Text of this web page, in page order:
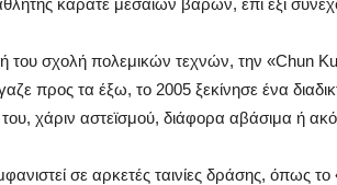
του σχολή πολεμικών τεχνών, την «Chun
προς τα έξω, το 2005 ξεκίνησε ένα
χάριν αστεϊσμού, διάφορα αβάσιμα ή
σε αρκετές ταινίες δράσης, όπως